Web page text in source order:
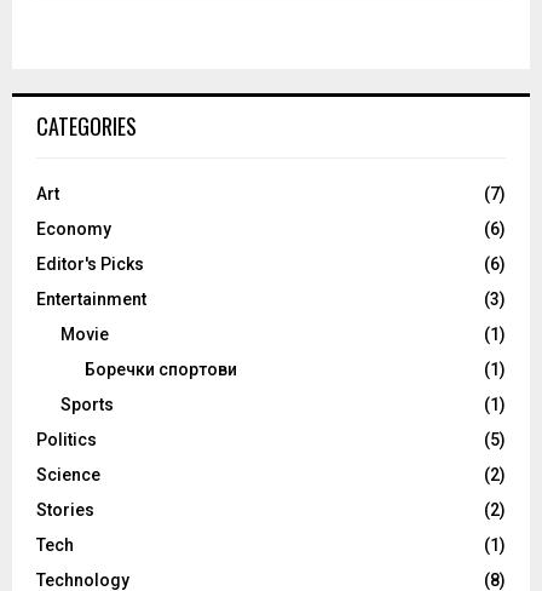
CATEGORIES
Art
(7)
Economy
(6)
Editor's Picks
(6)
Entertainment
(3)
Movie
(1)
Боречки спортови
(1)
Sports
(1)
Politics
(5)
Science
(2)
Stories
(2)
Tech
(1)
Technology
(8)